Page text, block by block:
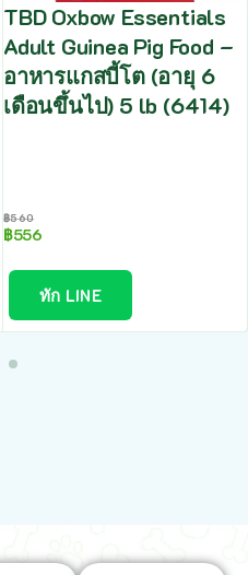
TBD Oxbow Essentials
Adult Guinea Pig Food –
อาหารแกสบี้โต (อายุ 6
เดือนขึ้นไป) 5 lb (6414)
฿560
฿556
ทัก LINE